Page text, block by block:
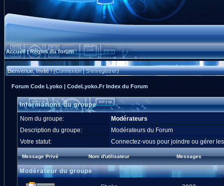
Accueil|Règles du forum
Bienvenue, Invité ! (Connexion|S'enregistrer)
Forum Code Lyoko | CodeLyoko.Fr Index du Forum
Informations du groupe
Nom du groupe:
Modérateurs
Description du groupe:
Modérateurs du Forum
Votre statut:
Connectez-vous pour joindre ou gérer
Message Privé Nom d'utilisateur Messages
Modérateur du groupe